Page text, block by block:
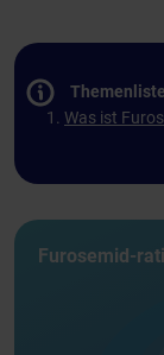
Themenliste
Was ist
Furosemid-